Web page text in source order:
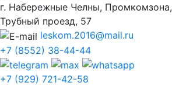
г. Набережные Челны, Промкомзона,
Трубный проезд, 57
leskom.2016@mail.ru
+7 (8552) 38-44-44
+7 (929) 721-42-58